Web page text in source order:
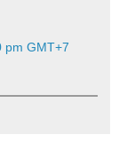
pm GMT+7